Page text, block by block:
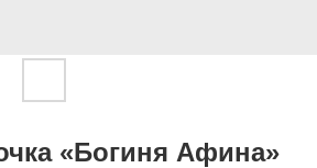
«Богиня Афина»